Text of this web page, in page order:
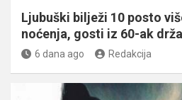
Ljubuški bilježi 10 posto
noćenja, gosti iz 60-ak
6 dana ago Redakcija